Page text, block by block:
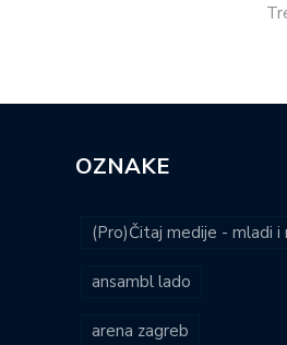
OZNAKE
(Pro)Čitaj medije - mladi i
ansambl lado
arena zagreb